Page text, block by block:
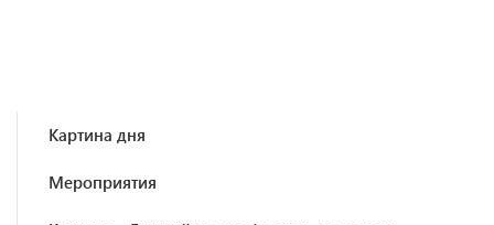
Картина дня
Мероприятия